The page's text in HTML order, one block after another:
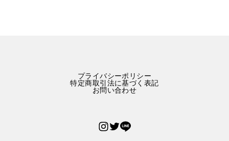
プライバシーポリシー
特定商取引法に基づく表記
お問い合わせ